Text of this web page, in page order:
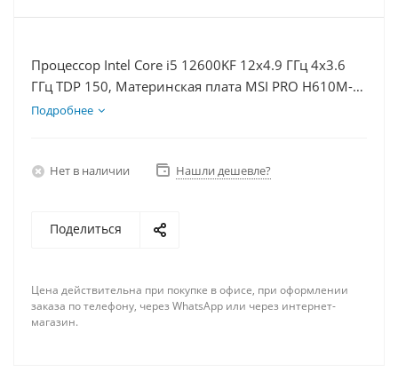
Процессор Intel Core i5 12600KF 12x4.9 ГГц 4x3.6
ГГц TDP 150, Материнская плата MSI PRO H610M-E,
Видеокарта RTX 4070 12Гб, Память DDR4 8Gb,
Подробнее
Нет в наличии Нашли дешевле?
Поделиться
Цена действительна при покупке в офисе, при оформлении
заказа по телефону, через WhatsApp или через интернет-
магазин.